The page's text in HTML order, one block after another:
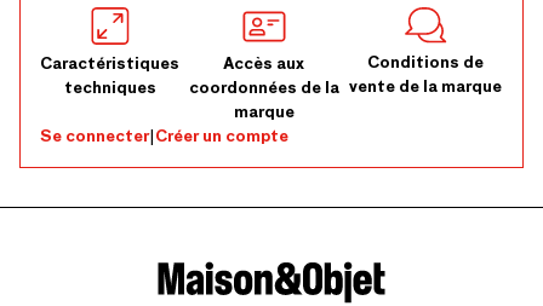
Caractéristiques
techniques
Accès aux
coordonnées de la
marque
Conditions de
vente de la marque
Se connecter|Créer un compte